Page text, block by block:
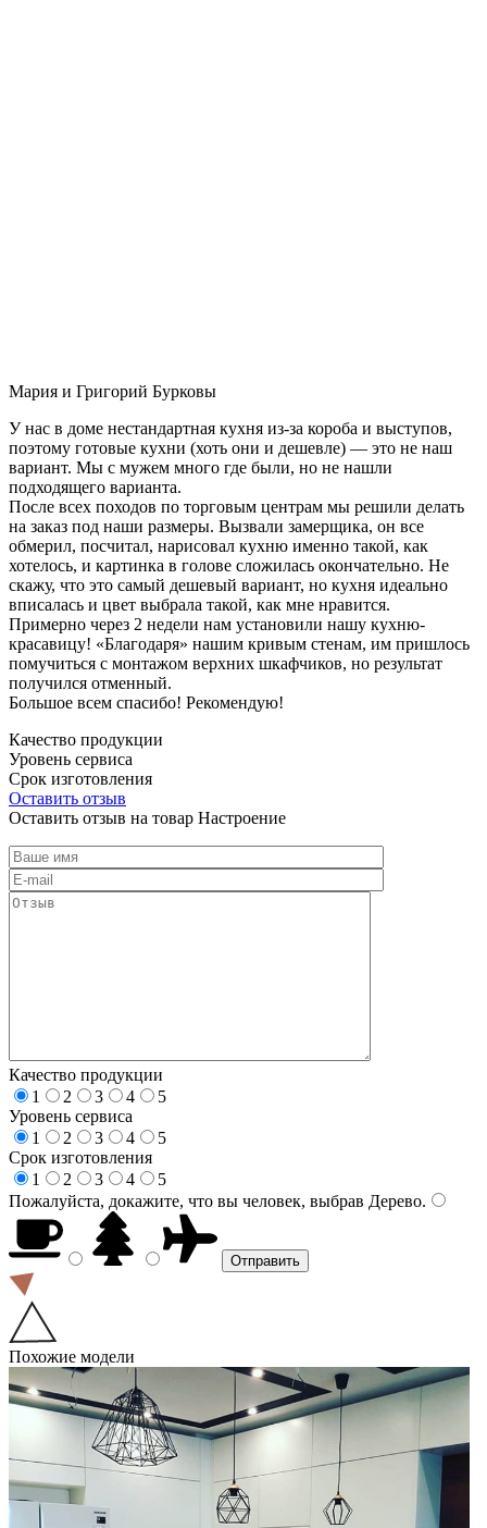
Мария и Григорий Бурковы
У нас в доме нестандартная кухня из-за короба и выступов,
поэтому готовые кухни (хоть они и дешевле) — это не наш
вариант. Мы с мужем много где были, но не нашли
подходящего варианта.
После всех походов по торговым центрам мы решили делать
на заказ под наши размеры. Вызвали замерщика, он все
обмерил, посчитал, нарисовал кухню именно такой, как
хотелось, и картинка в голове сложилась окончательно. Не
скажу, что это самый дешевый вариант, но кухня идеально
вписалась и цвет выбрала такой, как мне нравится.
Примерно через 2 недели нам установили нашу кухню-
красавицу! «Благодаря» нашим кривым стенам, им пришлось
помучиться с монтажом верхних шкафчиков, но результат
получился отменный.
Большое всем спасибо! Рекомендую!
Качество продукции
Уровень сервиса
Срок изготовления
Оставить отзыв
Оставить отзыв на товар Настроение
Качество продукции
1
2 3 4
5
Уровень сервиса
1
2 3 4
5
Срок изготовления
1
2 3 4
5
Пожалуйста, докажите, что вы человек, выбрав Дерево.
Похожие модели